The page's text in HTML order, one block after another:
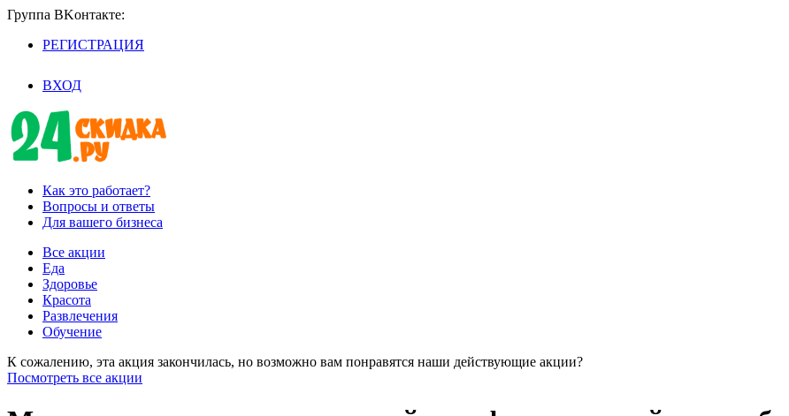
Группа BKoнтaктe:
РЕГИСТРАЦИЯ
ВХОД
Как это работает?
Вопросы и ответы
Для вашего бизнеса
Все акции
Еда
Здоровье
Красота
Развлечения
Обучение
К сожалению, эта акция закончилась, но возможно вам понравятся наши действующие акции?
Посмотреть все акции